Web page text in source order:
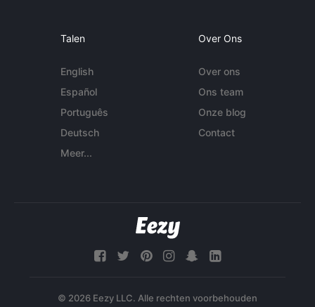
Talen
English
Español
Português
Deutsch
Meer...
Over Ons
Over ons
Ons team
Onze blog
Contact
© 2026 Eezy LLC. Alle rechten voorbehouden